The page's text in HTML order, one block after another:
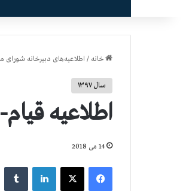
خانه / اطلاعیه‌های دبیرخانه شورای
سال ۱۳۹۷
اطلاعیه قیام-شماره ۱۵۳:
14 می 2018
فیس بوک X